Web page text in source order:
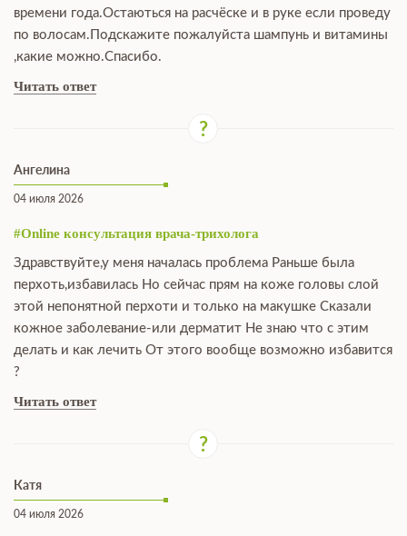
времени года.Остаються на расчёске и в руке если проведу
по волосам.Подскажите пожалуйста шампунь и витамины
,какие можно.Спасибо.
Читать ответ
Ангелина
04 июля 2026
#Online консультация врача-трихолога
Здравствуйте,у меня началась проблема Раньше была
перхоть,избавилась Но сейчас прям на коже головы слой
этой непонятной перхоти и только на макушке Сказали
кожное заболевание-или дерматит Не знаю что с этим
делать и как лечить От этого вообще возможно избавится
?
Читать ответ
Катя
04 июля 2026